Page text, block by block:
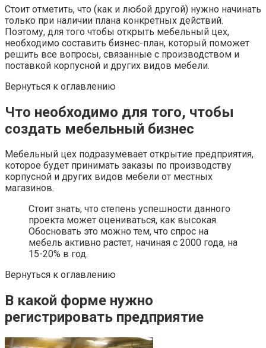
Стоит отметить, что (как и любой другой) нужно начинать
только при наличии плана конкретных действий.
Поэтому, для того чтобы открыть мебельный цех,
необходимо составить бизнес-план, который поможет
решить все вопросы, связанные с производством и
поставкой корпусной и других видов мебели.
Вернуться к оглавлению
Что необходимо для того, чтобы
создать мебельный бизнес
Мебельный цех подразумевает открытие предприятия,
которое будет принимать заказы по производству
корпусной и других видов мебели от местных
магазинов.
Стоит знать, что степень успешности данного
проекта может оцениваться, как высокая.
Обосновать это можно тем, что спрос на
мебель активно растет, начиная с 2000 года, на
15-20% в год.
Вернуться к оглавлению
В какой форме нужно
регистрировать предприятие